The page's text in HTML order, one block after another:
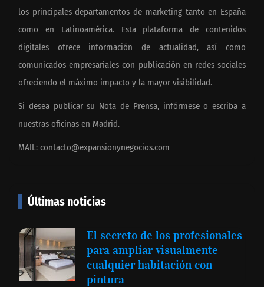
los principales departamentos de marketing tanto en España
como en Latinoamérica. Esta plataforma de contenidos
digitales ofrece información de actualidad, así como
comunicados empresariales con publicación en redes sociales
ofreciendo el máximo impacto y la mayor visibilidad.
Si desea publicar su Nota de Prensa, infórmese o escriba a
nuestras oficinas en Madrid.
MAIL: contacto@expansionynegocios.com
Últimas noticias
El secreto de los profesionales
para ampliar visualmente
cualquier habitación con
pintura